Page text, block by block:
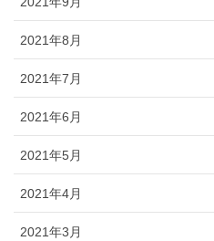
2021年8月
2021年7月
2021年6月
2021年5月
2021年4月
2021年3月